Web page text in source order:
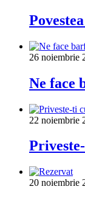
26 noiembrie
Ne face
22 noiembrie
20 noiembrie